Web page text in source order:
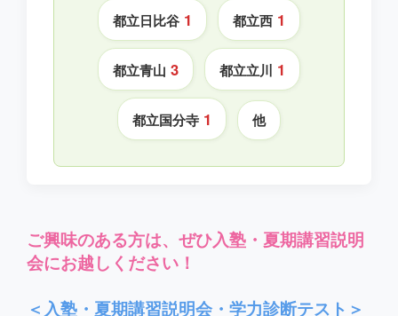
都立日比谷 1 都立西 1
都立青山 3 都立立川 1
都立国分寺 1 他
ご興味のある方は、ぜひ入塾・夏期講習説明
会にお越しください！
＜入塾・夏期講習説明会・学力診断テスト＞